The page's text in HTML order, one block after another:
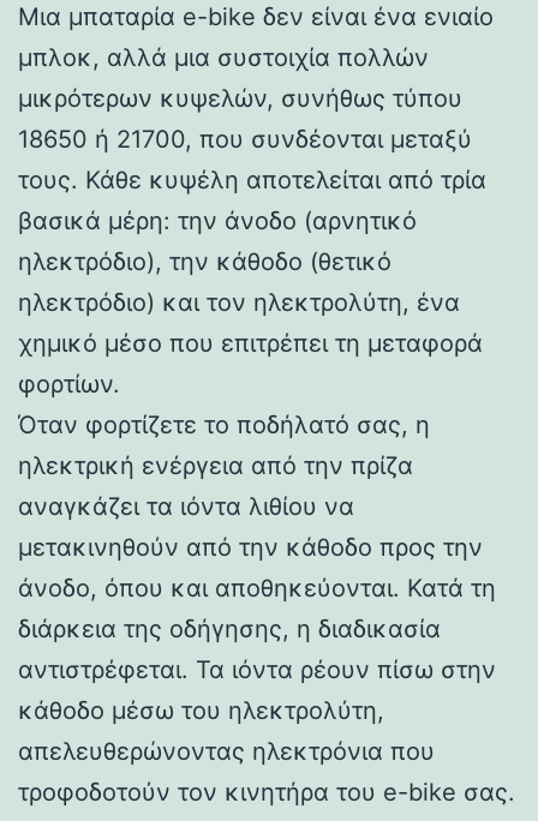
Μια μπαταρία e-bike δεν είναι ένα ενιαίο
μπλοκ, αλλά μια συστοιχία πολλών
μικρότερων κυψελών, συνήθως τύπου
18650 ή 21700, που συνδέονται μεταξύ
τους. Κάθε κυψέλη αποτελείται από τρία
βασικά μέρη: την άνοδο (αρνητικό
ηλεκτρόδιο), την κάθοδο (θετικό
ηλεκτρόδιο) και τον ηλεκτρολύτη, ένα
χημικό μέσο που επιτρέπει τη μεταφορά
φορτίων.
Όταν φορτίζετε το ποδήλατό σας, η
ηλεκτρική ενέργεια από την πρίζα
αναγκάζει τα ιόντα λιθίου να
μετακινηθούν από την κάθοδο προς την
άνοδο, όπου και αποθηκεύονται. Κατά τη
διάρκεια της οδήγησης, η διαδικασία
αντιστρέφεται. Τα ιόντα ρέουν πίσω στην
κάθοδο μέσω του ηλεκτρολύτη,
απελευθερώνοντας ηλεκτρόνια που
τροφοδοτούν τον κινητήρα του e-bike σας.